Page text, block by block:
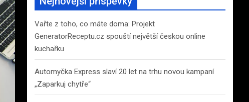
h
Vařte z toho, co máte doma: Projekt
GeneratorReceptu.cz spouští největší českou online
kuchařku
Automyčka Express slaví 20 let na trhu novou kampaní
„Zaparkuj chytře“